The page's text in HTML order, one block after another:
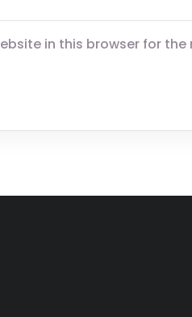
in this browser for